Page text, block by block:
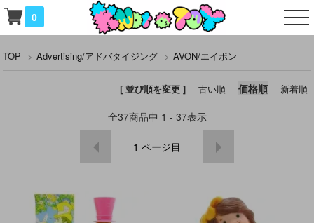
0
TOP > Advertising/アドバタイジング > AVON/エイボン
[ 並び順を変更 ] - 古い順 - 価格順 - 新着順
全37商品中 1 - 37表示
1 ページ目